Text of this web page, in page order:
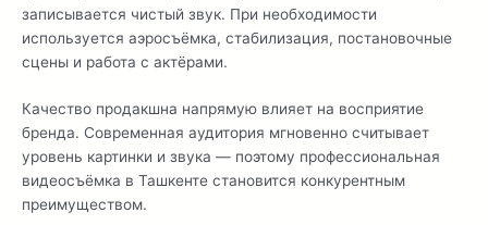
записывается чистый звук. При необходимости
используется аэросъёмка, стабилизация, постановочные
сцены и работа с актёрами.
Качество продакшна напрямую влияет на восприятие
бренда. Современная аудитория мгновенно считывает
уровень картинки и звука — поэтому профессиональная
видеосъёмка в Ташкенте становится конкурентным
преимуществом.